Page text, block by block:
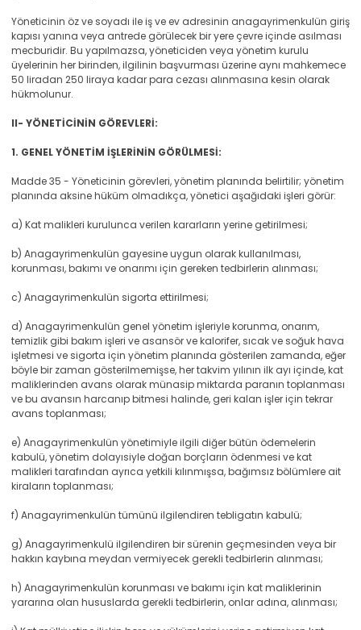
Yöneticinin öz ve soyadı ile iş ve ev adresinin anagayrimenkulün giriş
kapısı yanına veya antrede görülecek bir yere çevre içinde asılması
mecburidir. Bu yapılmazsa, yöneticiden veya yönetim kurulu
üyelerinin her birinden, ilgilinin başvurması üzerine aynı mahkemece
50 liradan 250 liraya kadar para cezası alınmasına kesin olarak
hükmolunur.
II- YÖNETİCİNİN GÖREVLERİ:
1. GENEL YÖNETİM İŞLERİNİN GÖRÜLMESİ:
Madde 35 - Yöneticinin görevleri, yönetim planında belirtilir; yönetim
planında aksine hüküm olmadıkça, yönetici aşağıdaki işleri görür:
a) Kat malikleri kurulunca verilen kararların yerine getirilmesi;
b) Anagayrimenkulün gayesine uygun olarak kullanılması,
korunması, bakımı ve onarımı için gereken tedbirlerin alınması;
c) Anagayrimenkulün sigorta ettirilmesi;
d) Anagayrimenkulün genel yönetim işleriyle korunma, onarım,
temizlik gibi bakım işleri ve asansör ve kalorifer, sıcak ve soğuk hava
işletmesi ve sigorta için yönetim planında gösterilen zamanda, eğer
böyle bir zaman gösterilmemişse, her takvim yılının ilk ayı içinde, kat
maliklerinden avans olarak münasip miktarda paranın toplanması
ve bu avansın harcanıp bitmesi halinde, geri kalan işler için tekrar
avans toplanması;
e) Anagayrimenkulün yönetimiyle ilgili diğer bütün ödemelerin
kabulü, yönetim dolayısiyle doğan borçların ödenmesi ve kat
malikleri tarafından ayrıca yetkili kılınmışsa, bağımsız bölümlere ait
kiraların toplanması;
f) Anagayrimenkulün tümünü ilgilendiren tebligatın kabulü;
g) Anagayrimenkulü ilgilendiren bir sürenin geçmesinden veya bir
hakkın kaybına meydan vermiyecek gerekli tedbirlerin alınması;
h) Anagayrimenkulün korunması ve bakımı için kat maliklerinin
yararına olan hususlarda gerekli tedbirlerin, onlar adına, alınması;